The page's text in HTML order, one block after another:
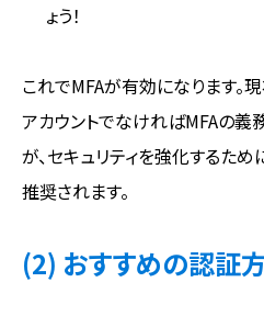
ょう！
これでMFAが有効になります
アカウントでなければMFAの
が、セキュリティを強化するた
推奨されます。
(2) おすすめの認証